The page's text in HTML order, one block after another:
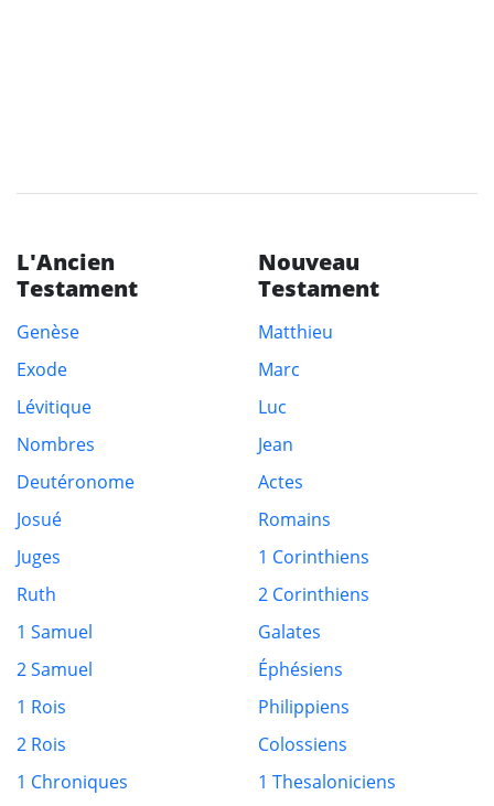
L'Ancien
Testament
Genèse
Exode
Lévitique
Nombres
Deutéronome
Josué
Juges
Ruth
1 Samuel
2 Samuel
1 Rois
2 Rois
1 Chroniques
Nouveau
Testament
Matthieu
Marc
Luc
Jean
Actes
Romains
1 Corinthiens
2 Corinthiens
Galates
Éphésiens
Philippiens
Colossiens
1 Thesaloniciens